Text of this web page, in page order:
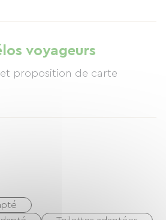
un ancien manoir du 14e
(+20m2) équipées
écran plat, plateau de
avec d'eau avec douche à
proposons des massages
chambre.
le site de la chambre
voyageurs
proposition de carte